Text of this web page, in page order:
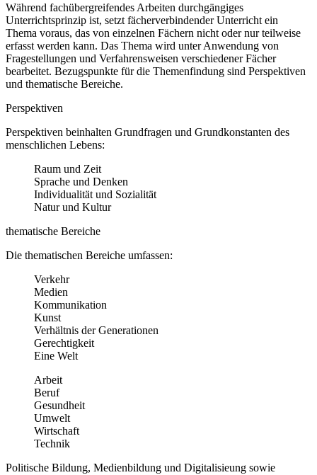
Während fachübergreifendes Arbeiten durchgängiges
Unterrichtsprinzip ist, setzt fächerverbindender Unterricht ein
Thema voraus, das von einzelnen Fächern nicht oder nur teilweise
erfasst werden kann. Das Thema wird unter Anwendung von
Fragestellungen und Verfahrensweisen verschiedener Fächer
bearbeitet. Bezugspunkte für die Themenfindung sind Perspektiven
und thematische Bereiche.
Perspektiven
Perspektiven beinhalten Grundfragen und Grundkonstanten des
menschlichen Lebens:
Raum und Zeit
Sprache und Denken
Individualität und Sozialität
Natur und Kultur
thematische Bereiche
Die thematischen Bereiche umfassen:
Verkehr
Medien
Kommunikation
Kunst
Verhältnis der Generationen
Gerechtigkeit
Eine Welt
Arbeit
Beruf
Gesundheit
Umwelt
Wirtschaft
Technik
Politische Bildung, Medienbildung und Digitalisieung sowie